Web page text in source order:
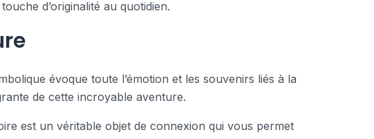
d’originalité au quotidien.
évoque toute l’émotion et les souvenirs liés à la
de cette incroyable aventure.
est un véritable objet de connexion qui vous permet